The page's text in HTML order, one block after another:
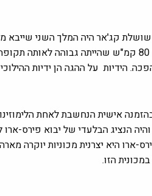
קג'אר היה המלך השני שייבא
ידו. המכונית הגיעה למהירות של 80 קמ"ש
הידיות על ההגה הן ידיות
אישית הנחשבת לאחת
חברת פירס-ארו היא יצרנית מכוניות
הזו.